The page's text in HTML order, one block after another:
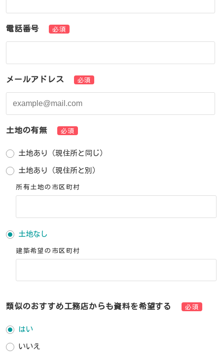
電話番号 必須
メールアドレス 必須
土地の有無 必須
土地あり（現住所と同じ）
土地あり（現住所と別）
所有土地の市区町村
土地なし
建築希望の市区町村
類似のおすすめ工務店からも資料を希望する 必須
はい
いいえ